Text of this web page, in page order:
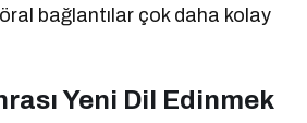
bağlantılar çok daha kolay
Yeni Dil Edinmek